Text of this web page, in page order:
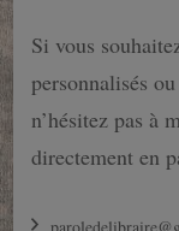
Si vous
personnalisés
n’hésitez pas à
directement en